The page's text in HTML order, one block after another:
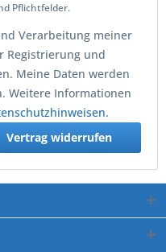
Pflichtfelder.
Verarbeitung meiner
Registrierung und
Meine Daten werden
Weitere Informationen
Vertrag widerrufen